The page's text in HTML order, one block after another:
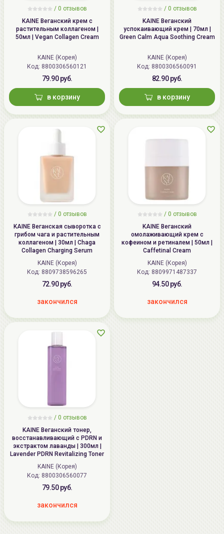
/ 0 отзывов
KAINE Веганский крем с
растительным коллагеном |
50мл | Vegan Collagen Cream
KAINE (Корея)
Код: 8800306560121
79.90 руб.
в корзину
/ 0 отзывов
KAINE Веганский
успокаивающий крем | 70мл |
Green Calm Aqua Soothing Cream
KAINE (Корея)
Код: 8800306560091
82.90 руб.
в корзину
/ 0 отзывов
KAINE Веганская сыворотка с
грибом чага и растительным
коллагеном | 30мл | Chaga
Collagen Charging Serum
KAINE (Корея)
Код: 8809738596265
72.90 руб.
закончился
/ 0 отзывов
KAINE Веганский
омолаживающий крем c
кофеином и ретиналем | 50мл |
Caffetinal Cream
KAINE (Корея)
Код: 8809971487337
94.50 руб.
закончился
/ 0 отзывов
KAINE Веганский тонер,
восстанавливающий с PDRN и
экстрактом лаванды | 300мл |
Lavender PDRN Revitalizing Toner
KAINE (Корея)
Код: 8800306560077
79.50 руб.
закончился